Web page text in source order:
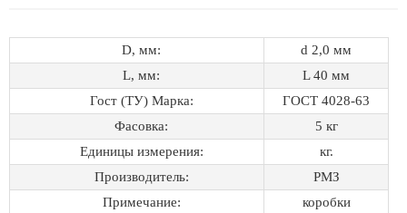
D, мм:
d 2,0 мм
L, мм:
L 40 мм
Гост (ТУ) Марка:
ГОСТ 4028-63
Фасовка:
5 кг
Единицы измерения:
кг.
Производитель:
РМЗ
Примечание:
коробки